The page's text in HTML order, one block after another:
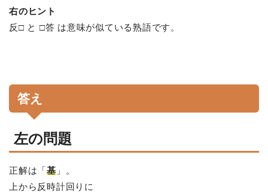
右のヒント
反□ と □答 は意味が似ている熟語です。
答え
左の問題
正解は「基」。
上から反時計回りに